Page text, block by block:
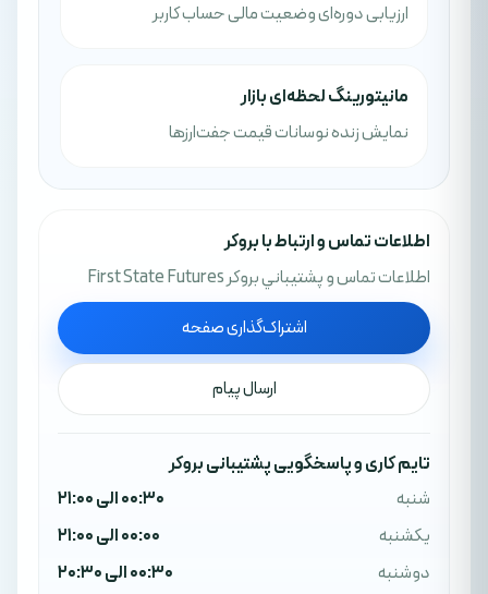
ارزیابی دوره‌ای وضعیت مالی حساب کاربر
مانیتورینگ لحظه‌ای بازار
نمایش زنده نوسانات قیمت جفت‌ارزها
اطلاعات تماس و ارتباط با بروکر
اطلاعات تماس و پشتيباني بروکر First State Futures
اشتراک‌گذاری صفحه
ارسال پیام
تایم کاری و پاسخگویی پشتیبانی بروکر
شنبه
00:30 الی 21:00
یکشنبه
00:00 الی 21:00
دوشنبه
00:30 الی 20:30